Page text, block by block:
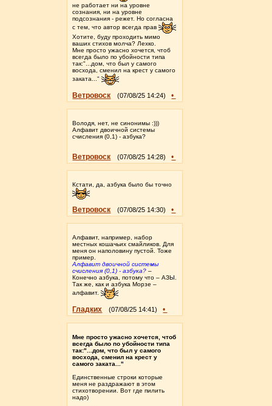
не работает ни на уровне
сознания, ни на уровне
подсознания - режет. Но согласна
с тем, что автор всегда прав
Хотите, буду проходить мимо
ваших стихов молча? Лехко.
Мне просто ужасно хочется, чтоб
всегда было по убойности типа
так:"...дом, что был у самого
восхода, сменил на крест у самого
заката..."
Ветровоск (07/08/25 14:24) •
Володя, нет, не синонимы :)))
Алфавит двоичной системы
счисления (0,1) - азбука?
Ветровоск (07/08/25 14:28) •
Кстати, да, азбука было бы точно
Ветровоск (07/08/25 14:30) •
Алфавит, например, набор
местных кошачьих смайликов. Для
меня он наполовину пустой. Тоже
пример.
Алфавит двоичной системы
счисления (0,1) - азбука? –
Конечно азбука, потому что – АЗЫ.
Так же, как и азбука Морзе –
алфавит.
Гладких (07/08/25 14:41) •
Мне просто ужасно хочется, чтоб
всегда было по убойности типа
так:"...дом, что был у самого
восхода, сменил на крест у
самого заката..."
Единственные строки которые
меня не раздражают в этом
стихотворении. Вот где пилить
надо)